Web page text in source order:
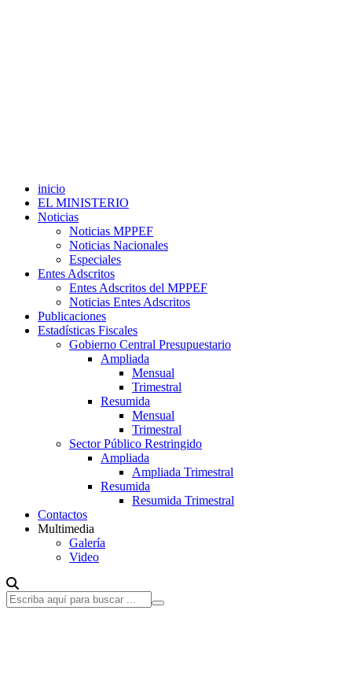
inicio
EL MINISTERIO
Noticias
Noticias MPPEF
Noticias Nacionales
Especiales
Entes Adscritos
Entes Adscritos del MPPEF
Noticias Entes Adscritos
Publicaciones
Estadísticas Fiscales
Gobierno Central Presupuestario
Ampliada
Mensual
Trimestral
Resumida
Mensual
Trimestral
Sector Público Restringido
Ampliada
Ampliada Trimestral
Resumida
Resumida Trimestral
Contactos
Multimedia
Galería
Video